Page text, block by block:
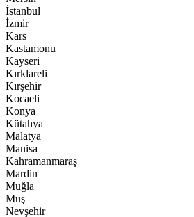
İstanbul
İzmir
Kars
Kastamonu
Kayseri
Kırklareli
Kırşehir
Kocaeli
Konya
Kütahya
Malatya
Manisa
Kahramanmaraş
Mardin
Muğla
Muş
Nevşehir